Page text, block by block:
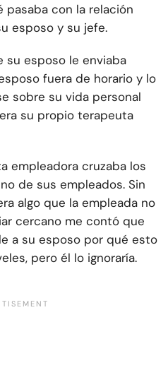
pasaba con la relación
esposo y su jefe.
su esposo le enviaba
fuera de horario y lo
sobre su vida personal
su propio terapeuta
empleadora cruzaba los
de sus empleados. Sin
algo que la empleada no
cercano me contó que
a su esposo por qué esto
pero él lo ignoraría.